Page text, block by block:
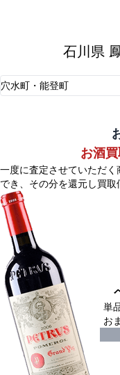
石川県
穴水町・能登町
お酒
一度に査定させていただ
でき、 その分を還元し買取
単
お